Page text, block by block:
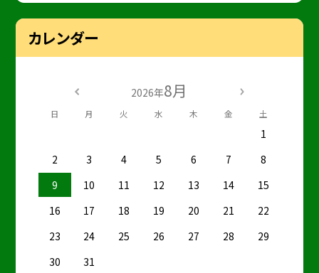
カレンダー
2026年8月
日 月 火 水 木 金 土
1
2
3 4 5 6 7
8
9
10 11 12 13 14
15
16
17 18 19 20 21
22
23
24 25 26 27 28
29
30
31